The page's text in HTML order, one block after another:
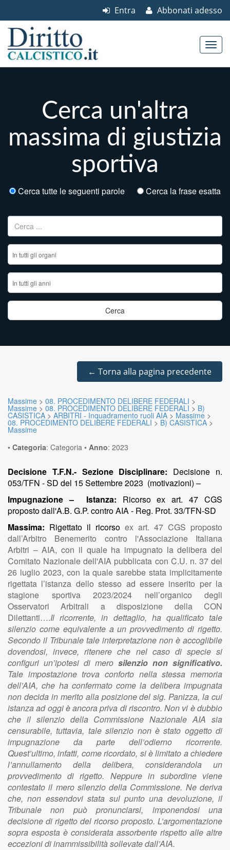
Abbonati adesso
Entra
Cerca un'altra
massima di giustizia
sportiva
Cerca tutte le seguenti parole Cerca la frase esatta
Ricerca per:
← Torna alla pagina precedente
Massime > 08. PROCEDIMENTO DELIBERE FEDERALI >
Massime > 08. PROCEDIMENTO DELIBERE FEDERALI > B)
CASISTICA > ARBITRI - Inquadramento ruoli AIA > Massime >
08. PROCEDIMENTO DELIBERE FEDERALI > B) CASISTICA >
Massime
• Categoria: Categoria • Anno: 2023
Decisione T.F.N.- Sezione Disciplinare: Decisione n.
053/TFN - SD del 15 Settembre 2023 (motivazioni) –
Impugnazione – Istanza:
Ricorso ex art. 47 CGS
proposto dall'A.B. G.P. contro AIA - Reg. Prot. 33/TFN-SD
Massima: Rigettato il ricorso ex art. 47 CGS proposto
dall’Arbitro Benemerito contro l'Associazione Italiana
Arbitri – AIA, con il quale ha impugnato la delibera del
Comitato Nazionale dell'AIA pubblicata con C.U. n. 37 del
26 luglio 2023, con la quale sarebbe stata implicitamente
rigettata l’istanza dello stesso ad essere inserito per la
stagione sportiva 2023/2024 nell’organico degli
Osservatori Arbitrali a disposizione della CON
Dilettanti….Il ricorrente, in dettaglio, ha qualificato tale
silenzio come equivalente a un provvedimento di rigetto.
Secondo il Tribunale tale interpretazione non è accoglibile
dovendosi, invece, ritenere che nel caso di specie si
configuri un’ipotesi di mero silenzio non significativo.
Tale impostazione trova conforto nella stessa memoria
dell’AIA, che ha confermato come la delibera impugnata
non decida in merito alla posizione del sig. Panizza, la cui
istanza ad oggi è ancora priva di riscontro. Non vi è dubbio
che il silenzio della Commissione Nazionale AIA sia
censurabile, tuttavia, tale silenzio non è stato oggetto di
impugnazione da parte dell’odierno ricorrente.
Quest’ultimo, infatti, come ricordato, si è limitato a chiedere
l’annullamento della delibera, considerandola un
provvedimento di rigetto. Neppure in subordine viene
contestato il mero silenzio della Commissione. Ne deriva
che, non essendovi stata sul punto una devoluzione, il
Tribunale non può pronunciarsi, imponendosi una
decisione di rigetto del ricorso proposto. L’argomentazione
sopra esposta è considerata assorbente rispetto alle altre
eccezioni di inammissibilità sollevate dall’AIA.